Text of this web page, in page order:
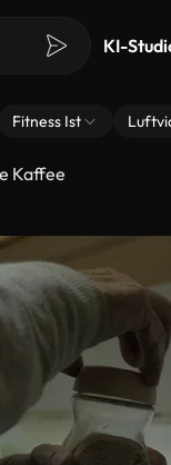
KI-
Fitness Ist
Kaffee